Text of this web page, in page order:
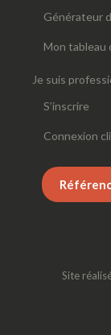
Générateur
Mon tableau
Je suis
S’inscrire
Connexion
Site